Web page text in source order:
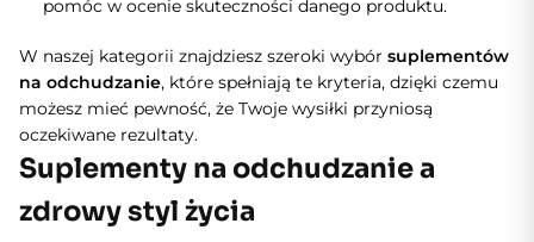
pomóc w ocenie skuteczności danego produktu.
W naszej kategorii znajdziesz szeroki wybór suplementów
na odchudzanie, które spełniają te kryteria, dzięki czemu
możesz mieć pewność, że Twoje wysiłki przyniosą
oczekiwane rezultaty.
Suplementy na odchudzanie a
zdrowy styl życia